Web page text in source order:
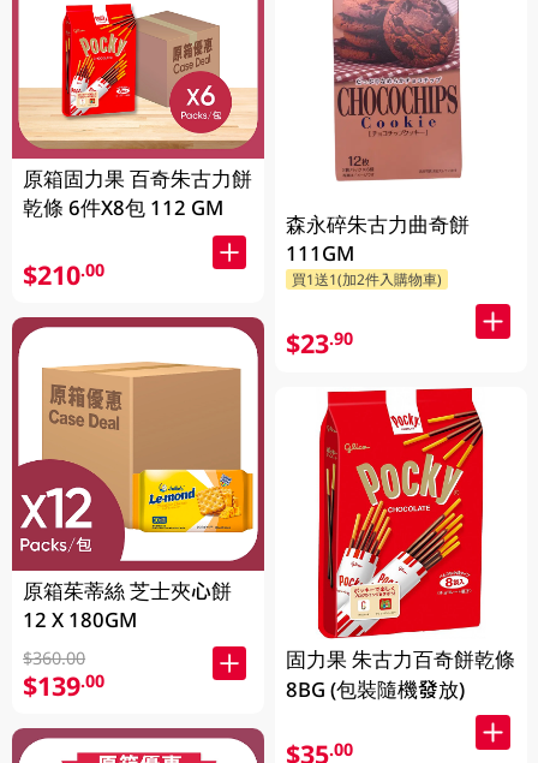
原箱固力果 百奇朱古力餅
乾條 6件X8包 112 GM
$210.00
原箱茱蒂絲 芝士夾心餅
12 X 180GM
$360.00
$139.00
森永碎朱古力曲奇餅
111GM
買1送1(加2件入購物車)
$23.90
固力果 朱古力百奇餅乾條
8BG (包裝隨機發放)
$35.00